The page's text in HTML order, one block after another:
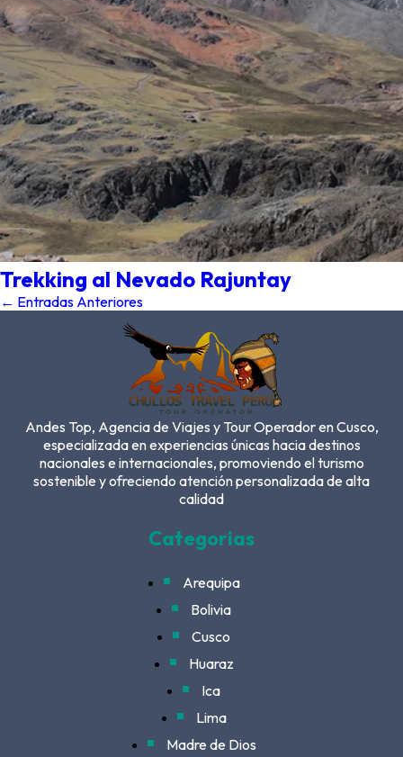
Trekking al Nevado Rajuntay
← Entradas Anteriores
Andes Top, Agencia de Viajes y Tour Operador en Cusco,
especializada en experiencias únicas hacia destinos
nacionales e internacionales, promoviendo el turismo
sostenible y ofreciendo atención personalizada de alta
calidad
Categorias
Arequipa
Bolivia
Cusco
Huaraz
Ica
Lima
Madre de Dios